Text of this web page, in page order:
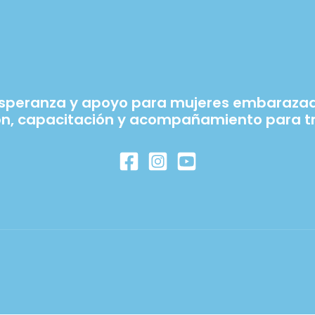
y apoyo para mujeres
capacitación y acompañamiento para